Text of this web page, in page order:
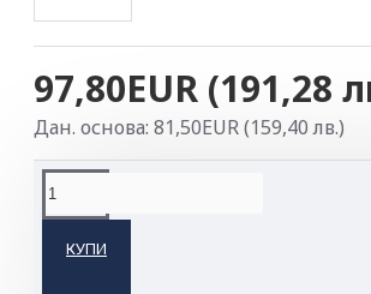
97,80EUR (191,28
Дан. основа: 81,50EUR (159,40 лв.)
КУПИ
ОПИСАНИЕ НА ПРОДУКТА